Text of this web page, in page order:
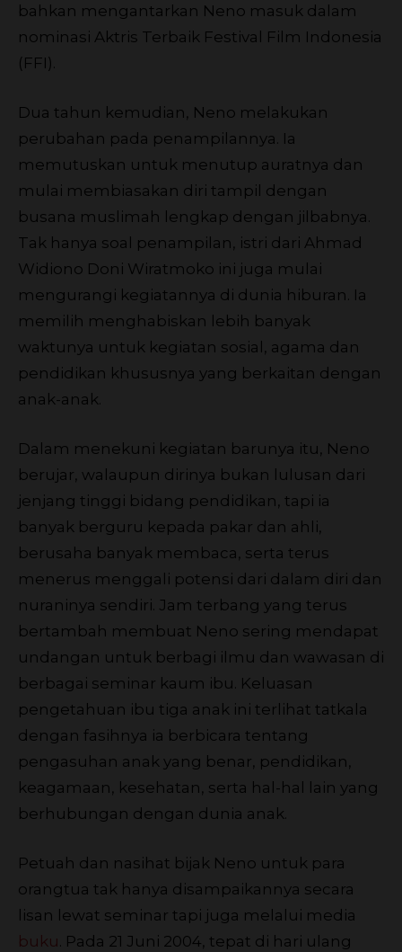
bahkan mengantarkan Neno masuk dalam
nominasi Aktris Terbaik Festival Film Indonesia
(FFI).
Dua tahun kemudian, Neno melakukan
perubahan pada penampilannya. Ia
memutuskan untuk menutup auratnya dan
mulai membiasakan diri tampil dengan
busana muslimah lengkap dengan jilbabnya.
Tak hanya soal penampilan, istri dari Ahmad
Widiono Doni Wiratmoko ini juga mulai
mengurangi kegiatannya di dunia hiburan. Ia
memilih menghabiskan lebih banyak
waktunya untuk kegiatan sosial, agama dan
pendidikan khususnya yang berkaitan dengan
anak-anak.
Dalam menekuni kegiatan barunya itu, Neno
berujar, walaupun dirinya bukan lulusan dari
jenjang tinggi bidang pendidikan, tapi ia
banyak berguru kepada pakar dan ahli,
berusaha banyak membaca, serta terus
menerus menggali potensi dari dalam diri dan
nuraninya sendiri. Jam terbang yang terus
bertambah membuat Neno sering mendapat
undangan untuk berbagi ilmu dan wawasan di
berbagai seminar kaum ibu. Keluasan
pengetahuan ibu tiga anak ini terlihat tatkala
dengan fasihnya ia berbicara tentang
pengasuhan anak yang benar, pendidikan,
keagamaan, kesehatan, serta hal-hal lain yang
berhubungan dengan dunia anak.
Petuah dan nasihat bijak Neno untuk para
orangtua tak hanya disampaikannya secara
lisan lewat seminar tapi juga melalui media
buku . Pada 21 Juni 2004, tepat di hari ulang